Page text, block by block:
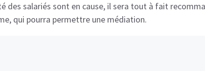
des salariés sont en cause, il sera tout à fait
qui pourra permettre une médiation.